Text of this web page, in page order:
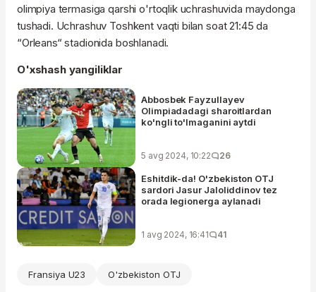
olimpiya termasiga qarshi o'rtoqlik uchrashuvida maydonga
tushadi. Uchrashuv Toshkent vaqti bilan soat 21:45 da
“Orleans“ stadionida boshlanadi.
O'xshash yangiliklar
Abbosbek Fayzullayev
Olimpiadadagi sharoitlardan
ko'ngli to'lmaganini aytdi
5 avg 2024, 10:22 26
Eshitdik-da! O'zbekiston OTJ
sardori Jasur Jaloliddinov tez
orada legionerga aylanadi
1 avg 2024, 16:41 41
Fransiya U23 O'zbekiston OTJ